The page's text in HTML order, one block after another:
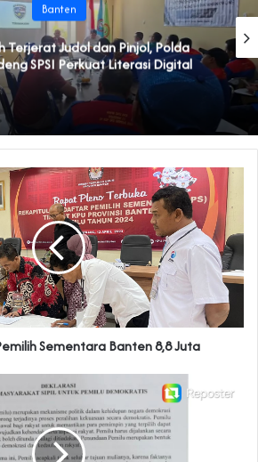
Banten
Terjerat Judol dan Pinjol, Polda
SPSI Perkuat Literasi Digital
Sementara Banten 8,8 Juta